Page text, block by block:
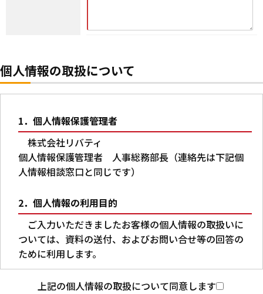
個人情報の取扱について
1．個人情報保護管理者
株式会社リバティ
個人情報保護管理者 人事総務部長（連絡先は下記個
人情報相談窓口と同じです）
2．個人情報の利用目的
ご入力いただきましたお客様の個人情報の取扱いに
ついては、資料の送付、およびお問い合せ等の回答の
ために利用します。
3．第三者への提供
上記の個人情報の取扱について同意します